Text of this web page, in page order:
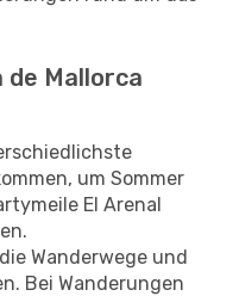
de Mallorca
um Sommer
El Arenal
Wanderwege und
Bei Wanderungen